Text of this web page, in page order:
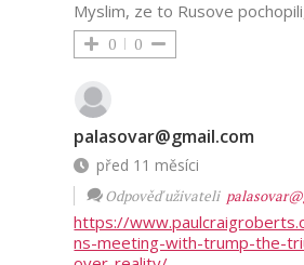
Myslim, ze to Rusove
0 0
palasovar@gmail.com
před 11 měsíci
Odpověď uživateli
https://
ns-meeting-with-trump-the-